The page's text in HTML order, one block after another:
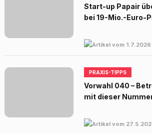
Start-up Papair
bei 19-Mio.-Euro-
PRAXIS-TIPPS
Vorwahl 040 –
mit dieser